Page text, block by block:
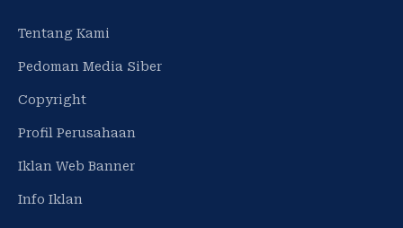
Tentang Kami
Pedoman Media Siber
Copyright
Profil Perusahaan
Iklan Web Banner
Info Iklan